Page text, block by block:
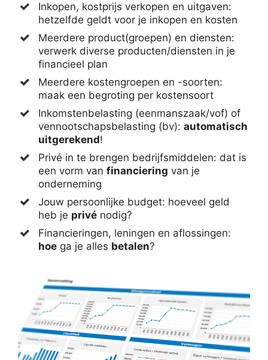
Inkopen, kostprijs verkopen en uitgaven:
hetzelfde geldt voor je inkopen en kosten
Meerdere product(groepen) en diensten:
verwerk diverse producten/diensten in je
financieel plan
Meerdere kostengroepen en -soorten:
maak een begroting per kostensoort
Inkomstenbelasting (eenmanszaak/vof) of
vennootschapsbelasting (bv): automatisch
uitgerekend!
Privé in te brengen bedrijfsmiddelen: dat is
een vorm van financiering van je
onderneming
Jouw persoonlijke budget: hoeveel geld
heb je privé nodig?
Financieringen, leningen en aflossingen:
hoe ga je alles betalen?